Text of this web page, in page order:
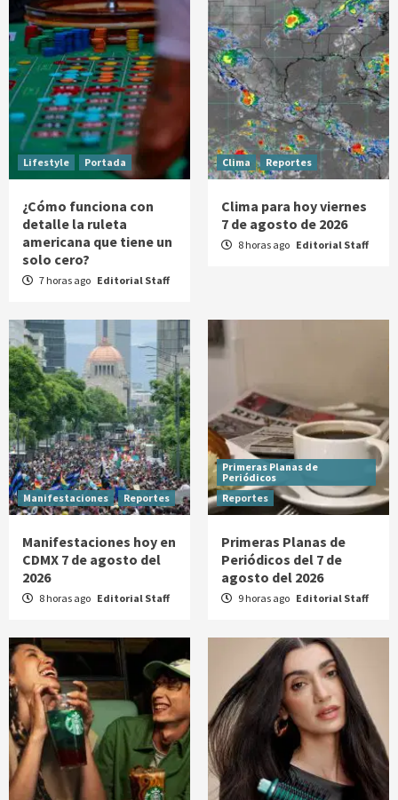
Lifestyle Portada
¿Cómo funciona con
detalle la ruleta
americana que tiene un
solo cero?
7 horas ago Editorial Staff
Clima Reportes
Clima para hoy viernes
7 de agosto de 2026
8 horas ago Editorial Staff
Manifestaciones Reportes
Manifestaciones hoy en
CDMX 7 de agosto del
2026
8 horas ago Editorial Staff
Primeras Planas de
Periódicos
Reportes
Primeras Planas de
Periódicos del 7 de
agosto del 2026
9 horas ago Editorial Staff